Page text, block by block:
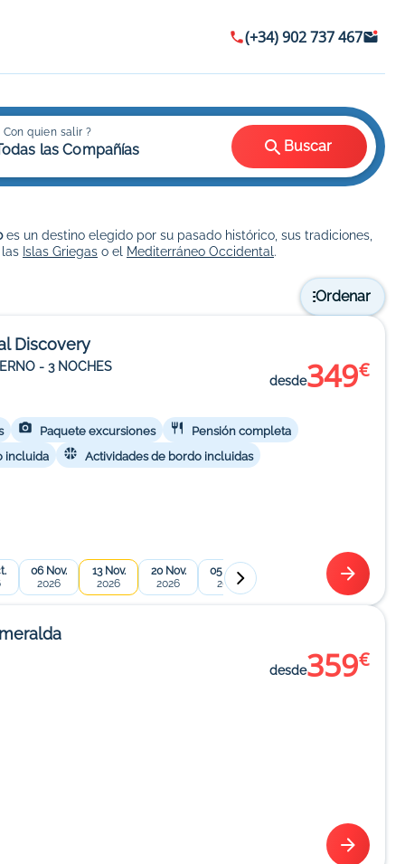
(+34) 902 737 467
Con quien salir ?
las Compañías Buscar
es un destino elegido por su pasado histórico, sus tradiciones,
Islas Griegas o el Mediterráneo Occidental .
Ordenar
Discovery
- 3 NOCHES
desde349€
Paquete excursiones
Pensión completa
incluida
Actividades de bordo incluidas
06 Nov.
2026
13 Nov.
2026
20 Nov.
2026
05 Mar.
2027
19 Mar.
2027
desde359€